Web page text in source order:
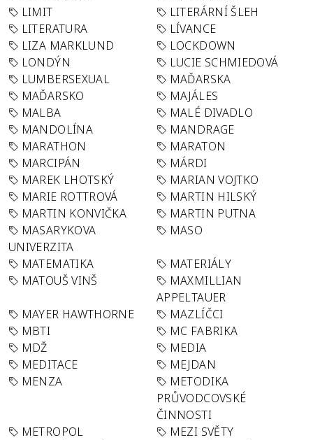
LIMIT
LITERÁRNÍ ŠLEH
LITERATURA
LÍVANCE
LIZA MARKLUND
LOCKDOWN
LONDÝN
LUCIE SCHMIEDOVÁ
LUMBERSEXUAL
MAĎARSKA
MAĎARSKO
MAJÁLES
MALBA
MALÉ DIVADLO
MANDOLÍNA
MANDRAGE
MARATHON
MARATON
MARCIPÁN
MÁRDI
MAREK LHOTSKÝ
MARIAN VOJTKO
MARIE ROTTROVÁ
MARTIN HILSKÝ
MARTIN KONVIČKA
MARTIN PUTNA
MASARYKOVA
UNIVERZITA
MASO
MATEMATIKA
MATERIÁLY
MATOUŠ VINŠ
MAXMILLIAN
APPELTAUER
MAYER HAWTHORNE
MAZLÍČCI
MBTI
MC FABRIKA
MDŽ
MEDIA
MEDITACE
MEJDAN
MENZA
METODIKA
PRŮVODCOVSKÉ
ČINNOSTI
METROPOL
MEZI SVĚTY